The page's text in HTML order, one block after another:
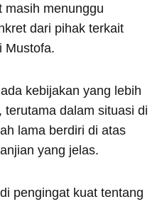
masih menunggu
dari pihak terkait
Mustofa.
kebijakan yang lebih
terutama dalam situasi di
lama berdiri di atas
yang jelas.
pengingat kuat tentang